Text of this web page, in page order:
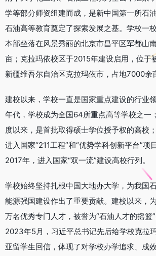
学等部分师资组建而成，是新中国第一所石
石油高等教育奠定了探索发展之基。学校一
本部坐落在风景秀丽的北京市昌平区军都山
亩；克拉玛依校区于2015年建设启用，位于
新疆维吾尔自治区克拉玛依市，占地7000余
建校以来，学校一直是国家重点建设的行业
年代，学校成为全国64所重点高等学校之一
度以来，是首批取得硕士学位授予权的高校
进入国家“211工程”和“优势学科创新平台”项
2017年，进入国家“双一流”建设高校行列。
学校始终坚持扎根中国大地办大学，为我国
能源强国建设作出了重要贡献。建校以来，
万名优秀专门人才，被誉为“石油人才的摇篮
2023年5月，习近平总书记先后给学校克拉
亚留学生回信，体现了对学校办学追求、成